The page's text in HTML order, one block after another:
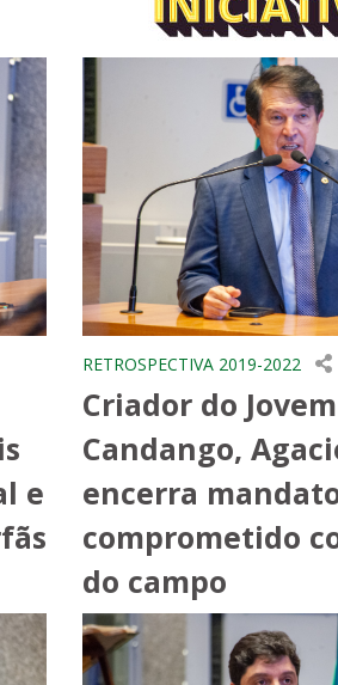
e
RETROSPECTIVA 2019-2022
Criador do Jovem
Candango,
encerra
comprometido
do campo